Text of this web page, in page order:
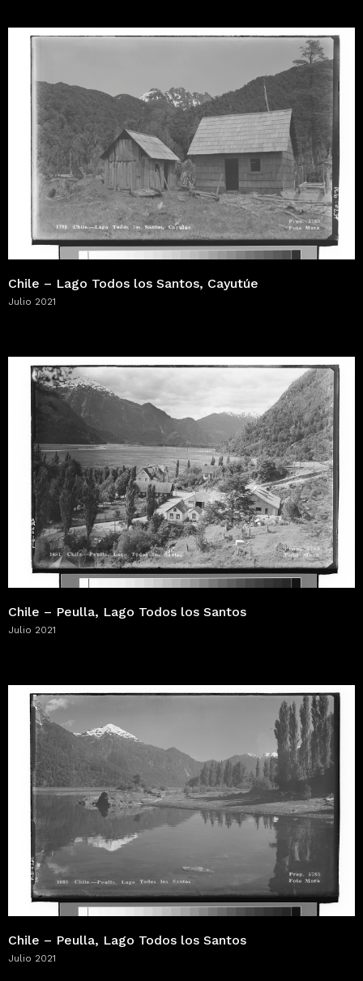
Chile – Lago Todos los Santos, Cayutúe
Julio 2021
Chile – Peulla, Lago Todos los Santos
Julio 2021
Chile – Peulla, Lago Todos los Santos
Julio 2021